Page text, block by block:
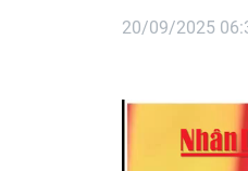
20/09/2025